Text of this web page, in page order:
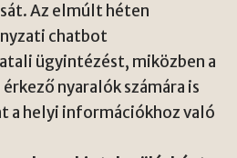
Az elmúlt héten
chatbot
ügyintézést, miközben a
nyaralók számára is
a helyi információkhoz való